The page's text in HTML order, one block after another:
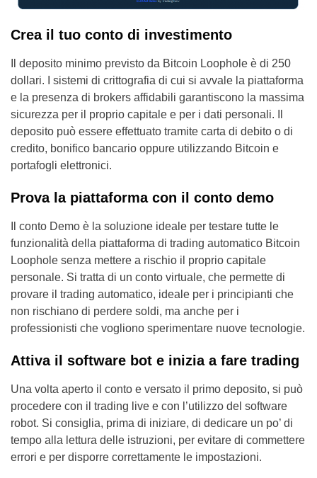
Crea il tuo conto di investimento
Il deposito minimo previsto da Bitcoin Loophole è di 250
dollari. I sistemi di crittografia di cui si avvale la piattaforma
e la presenza di brokers affidabili garantiscono la massima
sicurezza per il proprio capitale e per i dati personali. Il
deposito può essere effettuato tramite carta di debito o di
credito, bonifico bancario oppure utilizzando Bitcoin e
portafogli elettronici.
Prova la piattaforma con il conto demo
Il conto Demo è la soluzione ideale per testare tutte le
funzionalità della piattaforma di trading automatico Bitcoin
Loophole senza mettere a rischio il proprio capitale
personale. Si tratta di un conto virtuale, che permette di
provare il trading automatico, ideale per i principianti che
non rischiano di perdere soldi, ma anche per i
professionisti che vogliono sperimentare nuove tecnologie.
Attiva il software bot e inizia a fare trading
Una volta aperto il conto e versato il primo deposito, si può
procedere con il trading live e con l’utilizzo del software
robot. Si consiglia, prima di iniziare, di dedicare un po’ di
tempo alla lettura delle istruzioni, per evitare di commettere
errori e per disporre correttamente le impostazioni.